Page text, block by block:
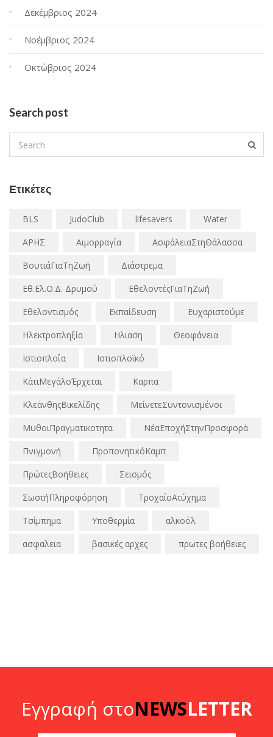
Δεκέμβριος 2024
Νοέμβριος 2024
Οκτώβριος 2024
Search post
Ετικέτες
BLS JudoClub lifesavers
Water
ΑΡΗΣ
Αιμορραγία
ΑσφάλειαΣτηΘάλασσα
ΒουτιάΓιαΤηΖωή
Διάστρεμα
Εθ.Ελ.Ο.Δ. Δρυμού
ΕθελοντέςΓιαΤηΖωή
Εθελοντισμός
Εκπαίδευση
Ευχαριστούμε
Ηλεκτροπληξία
Ηλιαση
Θεοφάνεια
Ιστιοπλοΐα
Ιστιοπλοϊκό
ΚάτιΜεγάλοΈρχεται
Καρπα
ΚλεάνθηςΒικελίδης
ΜείνετεΣυντονισμένοι
ΜυθοιΠραγματικοτητα
ΝέαΕποχήΣτηνΠροσφορά
Πνιγμονή
ΠροπονητικόΚαμπ
ΠρώτεςΒοήθειες
Σεισμός
ΣωστήΠληροφόρηση
ΤροχαίοΑτύχημα
Τσίμπημα
Υποθερμία
αλκοόλ
ασφαλεια
βασικές αρχες πρωτες βοήθειες
Εγγραφή στοNEWSLETTER